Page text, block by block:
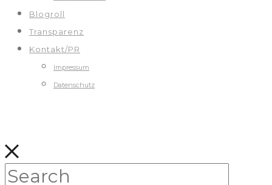
Blogroll
Transparenz
Kontakt/PR
Impressum
Datenschutz